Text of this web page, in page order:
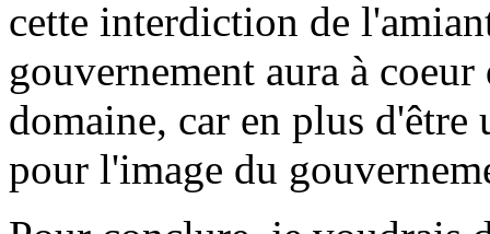
cette interdiction de
gouvernement aura à
domaine, car en plus
pour l'image du